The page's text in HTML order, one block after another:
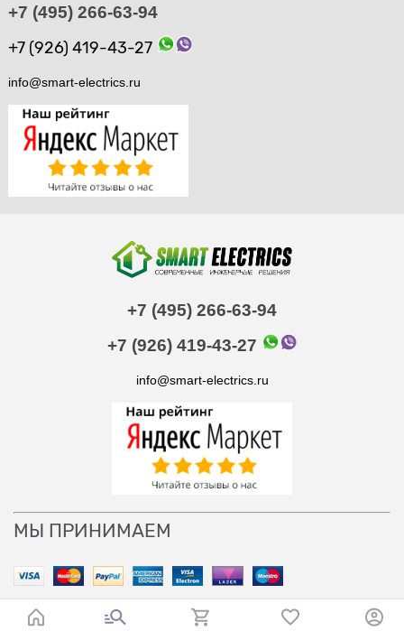
+7 (495) 266-63-94
+7 (926) 419-43-27
info@smart-electrics.ru
+7 (495) 266-63-94
+7 (926) 419-43-27
info@smart-electrics.ru
МЫ ПРИНИМАЕМ